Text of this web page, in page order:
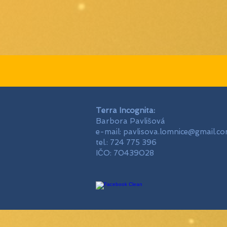
Terra Incognita:
Barbora Pavlišová
e-mail:
tel.: 724 775 396
IČO: 70439028